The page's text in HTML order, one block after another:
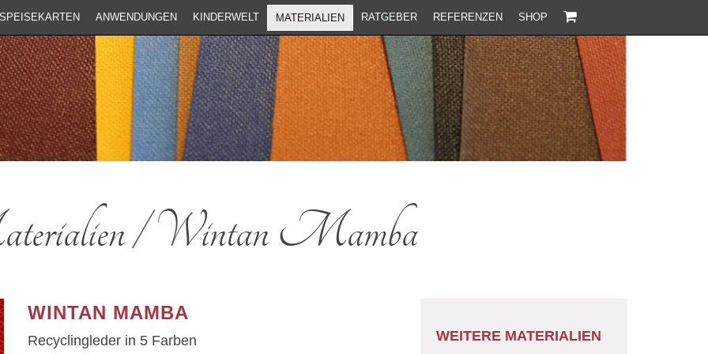
SPEISEKARTEN ANWENDUNGEN KINDERWELT MATERIALIEN RATGEBER REFERENZEN SHOP
/ Wintan Mamba
WINTAN MAMBA
Recyclingleder in 5 Farben WEITERE MATERIALIEN